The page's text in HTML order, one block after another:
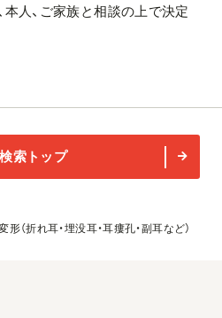
人、ご家族と相談の上で決定
索トップ
形（折れ耳・埋没耳・耳瘻孔・副耳など）